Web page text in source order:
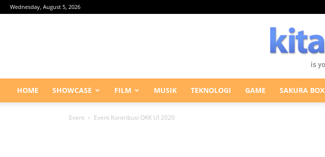
Wednesday, August 5, 2026
HOME SHOWCASE FILM MUSIK TEKNOLOGI GAME SAKURA BOX
Event Event Kontribusi OKK UI 2020